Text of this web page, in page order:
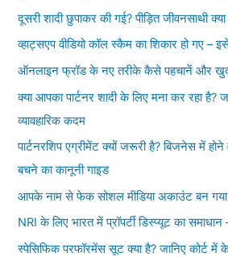
दूसरी शादी छुपाकर की गई? पीड़ित जीवनसाथी
व्हाट्सएप वीडियो कॉल स्कैम का शिकार हो गए
ऑनलाइन फ्रॉड के नए तरीके कैसे पहचानें और
क्या आपका पार्टनर शादी के लिए मना कर रहा है?
व्यावहारिक कदम
पार्टनरशिप एग्रीमेंट क्यों जरूरी है? बिजनेस में
बचने का कानूनी गाइड
आपके नाम से फेक सोशल मीडिया अकाउंट बन गया
NRI के लिए भारत में प्रॉपर्टी डिस्प्यूट का
स्पेसिफिक परफॉरमेंस सूट क्या है? जानिए कोर्ट